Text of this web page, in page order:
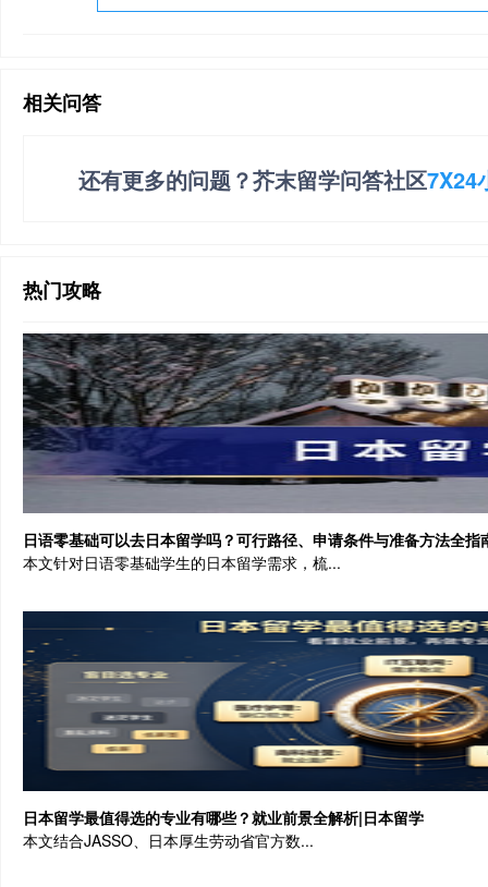
相关问答
还有更多的问题？芥末留学问答社区7X24
热门攻略
日语零基础可以去日本留学吗？可行路径、申请条件与准备方法全指
本文针对日语零基础学生的日本留学需求，梳...
日本留学最值得选的专业有哪些？就业前景全解析|日本留学
本文结合JASSO、日本厚生劳动省官方数...